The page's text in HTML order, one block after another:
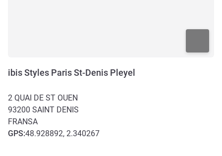
ibis Styles Paris St-Denis Pleyel
2 QUAI DE ST OUEN
93200 SAINT DENIS
FRANSA
GPS:48.928892, 2.340267